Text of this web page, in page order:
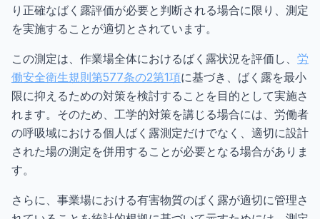
り正確なばく露評価が必要と判断される場合に限り、測定
を実施することが適切とされています。
この測定は、作業場全体におけるばく露状況を評価し、 労
働安全衛生規則第577条の2第1項に基づき、ばく露を最小
限に抑えるための対策を検討することを目的として実施さ
れます。そのため、工学的対策を講じる場合には、労働者
の呼吸域における個人ばく露測定だけでなく、適切に設計
された場の測定を併用することが必要となる場合がありま
す。
さらに、事業場における有害物質のばく露が適切に管理さ